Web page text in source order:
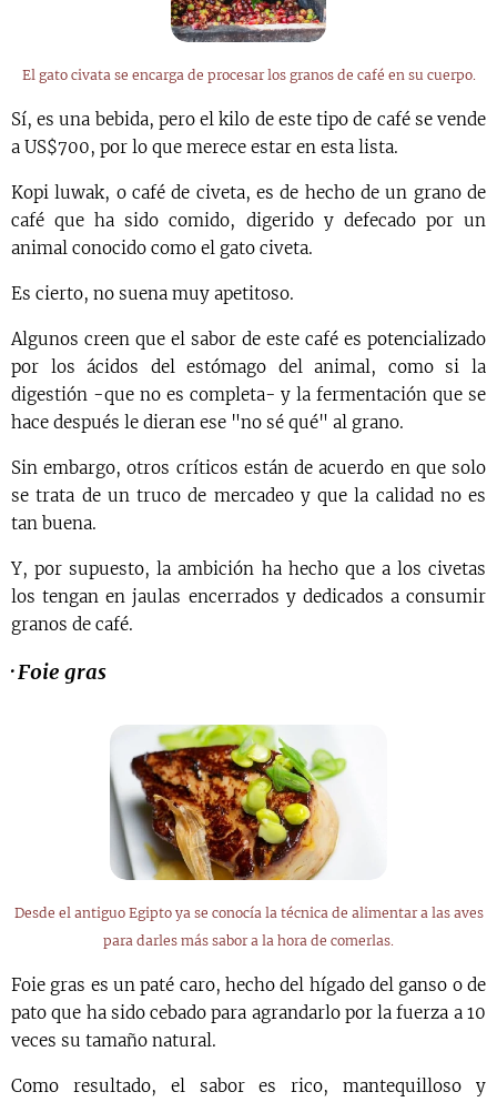
El gato civata se encarga de procesar los granos de café en su cuerpo.
Sí, es una bebida, pero el kilo de este tipo de café se vende
a US$700, por lo que merece estar en esta lista.
Kopi luwak, o café de civeta, es de hecho de un grano de
café que ha sido comido, digerido y defecado por un
animal conocido como el gato civeta.
Es cierto, no suena muy apetitoso.
Algunos creen que el sabor de este café es potencializado
por los ácidos del estómago del animal, como si la
digestión -que no es completa- y la fermentación que se
hace después le dieran ese "no sé qué" al grano.
Sin embargo, otros críticos están de acuerdo en que solo
se trata de un truco de mercadeo y que la calidad no es
tan buena.
Y, por supuesto, la ambición ha hecho que a los civetas
los tengan en jaulas encerrados y dedicados a consumir
granos de café.
·Foie gras
Desde el antiguo Egipto ya se conocía la técnica de alimentar a las aves
para darles más sabor a la hora de comerlas.
Foie gras es un paté caro, hecho del hígado del ganso o de
pato que ha sido cebado para agrandarlo por la fuerza a 10
veces su tamaño natural.
Como resultado, el sabor es rico, mantequilloso y